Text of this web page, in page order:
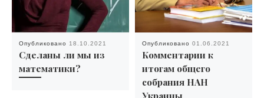
Опубликовано 18.10.2021
Сделаны ли мы из
математики?
Опубликовано 01.06.2021
Комментарии к
итогам общего
собрания НАН
Украины